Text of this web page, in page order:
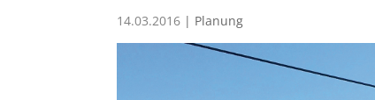
14.03.2016 | Planung